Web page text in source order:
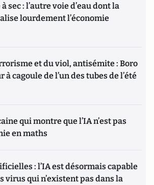
sec : l’autre voie d’eau dont la
lourdement l’économie
et du viol, antisémite : Boro
à cagoule de l’un des tubes de l’été
qui montre que l’IA n’est pas
en maths
: l’IA est désormais capable
virus qui n’existent pas dans la